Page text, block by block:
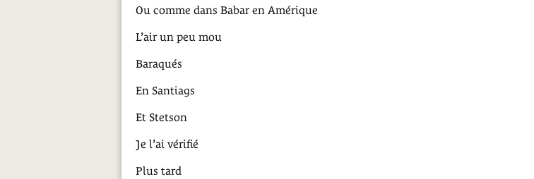
Ou comme dans Babar en Amérique
L’air un peu mou
Baraqués
En Santiags
Et Stetson
Je l’ai vérifié
Plus tard